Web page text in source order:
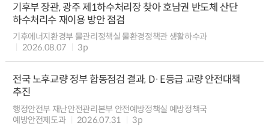
기후부 장관, 광주 제1하수처리장 찾아 호남권 반도체 산단
하수처리수 재이용 방안 점검
기후에너지환경부 물관리정책실 물환경정책관 생활하수과
2026.08.07
3p
전국 노후교량 정부 합동점검 결과, D·E등급 교량 안전대책
추진
행정안전부 재난안전관리본부 안전예방정책실 예방정책국
예방안전제도과
2026.07.31 3p